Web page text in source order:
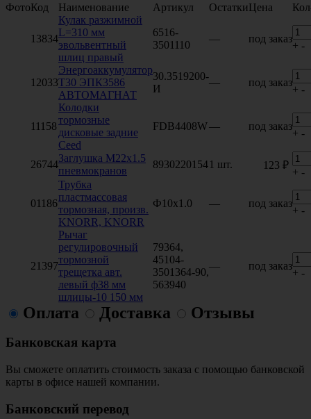
ФотоКод Наименование Артикул ОстаткиЦена
13834
Кулак разжимной
L=310 мм
эвольвентный
шлиц правый
6516-
3501110
— под заказ
+ -
12033
Энергоаккумулятор
Т30 ЭПК3586
АВТОМАГНАТ
30.3519200-
И
— под заказ
+ -
11158
Колодки
тормозные
дисковые задние
Ceed
FDB4408W— под заказ
+ -
26744
Заглушка М22х1.5
пневмокранов
89302201541 шт. 123 ₽
+ -
01186
Трубка
пластмассовая
тормозная, произв.
KNORR, KNORR
Ф10х1.0 — под заказ
+ -
21397
Рычаг
регулировочный
тормозной
трещетка авт.
левый ф38 мм
шлицы-10 150 мм
79364,
45104-
3501364-90,
563940
— под заказ
+ -
Оплата Доставка Отзывы
Банковская карта
Вы сможете оплатить стоимость заказа с помощью банковской
карты в офисе нашей компании.
Банковский перевод